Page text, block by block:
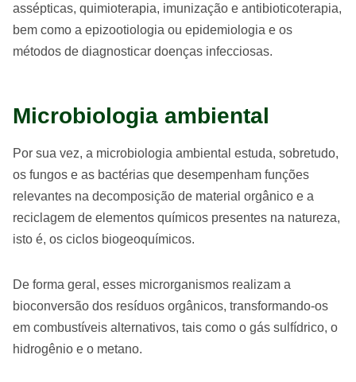
assépticas, quimioterapia, imunização e antibioticoterapia,
bem como a epizootiologia ou epidemiologia e os
métodos de diagnosticar doenças infecciosas.
Microbiologia ambiental
Por sua vez, a microbiologia ambiental estuda, sobretudo,
os fungos e as bactérias que desempenham funções
relevantes na decomposição de material orgânico e a
reciclagem de elementos químicos presentes na natureza,
isto é, os ciclos biogeoquímicos.
De forma geral, esses microrganismos realizam a
bioconversão dos resíduos orgânicos, transformando-os
em combustíveis alternativos, tais como o gás sulfídrico, o
hidrogênio e o metano.